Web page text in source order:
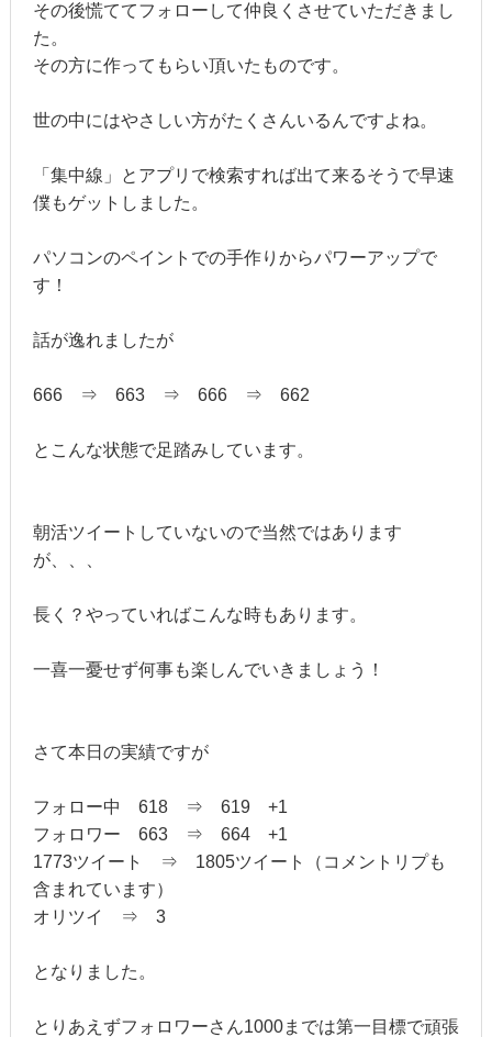
その後慌ててフォローして仲良くさせていただきまし
た。
その方に作ってもらい頂いたものです。
世の中にはやさしい方がたくさんいるんですよね。
「集中線」とアプリで検索すれば出て来るそうで早速
僕もゲットしました。
パソコンのペイントでの手作りからパワーアップで
す！
話が逸れましたが
666 ⇒ 663 ⇒ 666 ⇒ 662
とこんな状態で足踏みしています。
朝活ツイートしていないので当然ではあります
が、、、
長く？やっていればこんな時もあります。
一喜一憂せず何事も楽しんでいきましょう！
さて本日の実績ですが
フォロー中 618 ⇒ 619 +1
フォロワー 663 ⇒ 664 +1
1773ツイート ⇒ 1805ツイート（コメントリプも
含まれています）
オリツイ ⇒ 3
となりました。
とりあえずフォロワーさん1000までは第一目標で頑張